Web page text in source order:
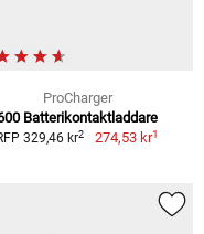
ProCharger
Batterikontaktladdare
329,46 kr2 274,53 kr1